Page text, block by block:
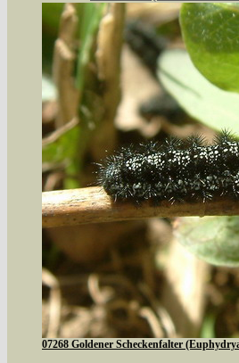
07268 Goldener Scheckenfalter